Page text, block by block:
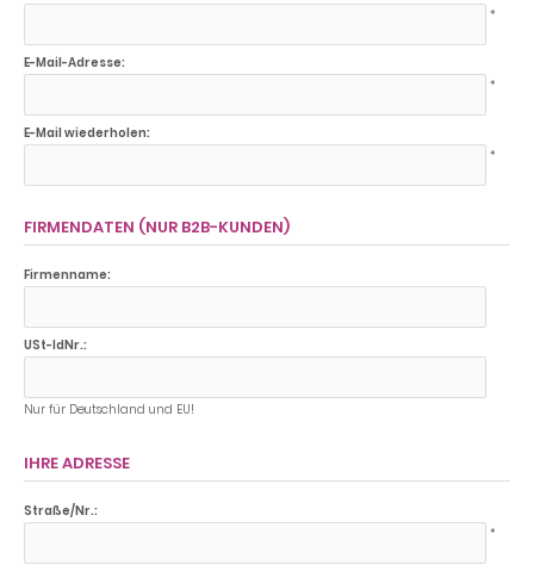
*
E-Mail-Adresse:
*
E-Mail wiederholen:
*
FIRMENDATEN (NUR B2B-KUNDEN)
Firmenname:
USt-IdNr.:
Nur für Deutschland und EU!
IHRE ADRESSE
Straße/Nr.:
*